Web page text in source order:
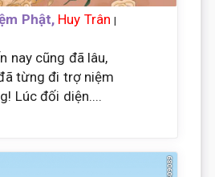
Phật, Huy Trân |
nay cũng đã lâu,
từng đi trợ niệm
Lúc đối diện....